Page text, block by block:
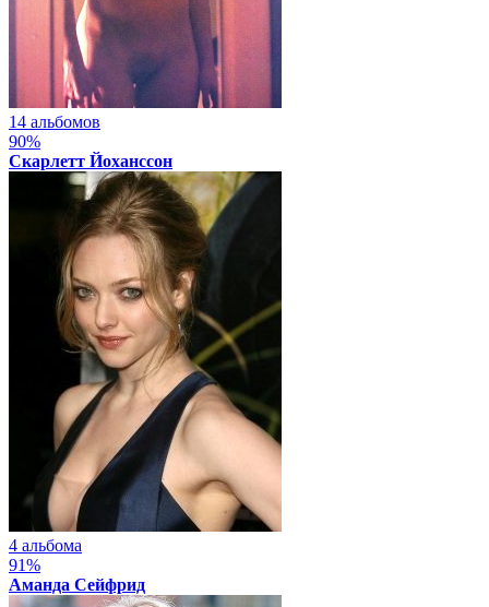
14 альбомов
90%
Скарлетт Йоханссон
4 альбома
91%
Аманда Сейфрид